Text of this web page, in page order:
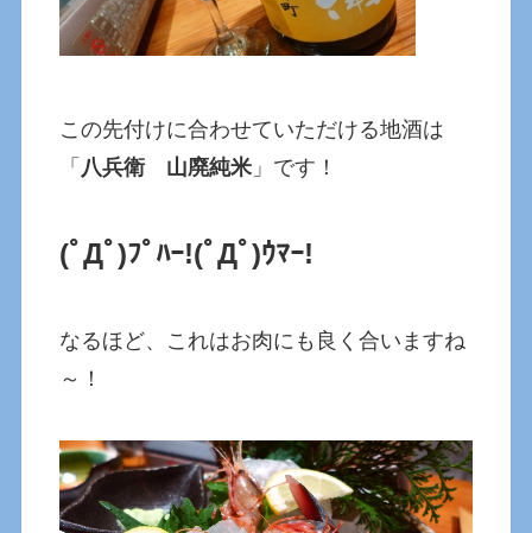
この先付けに合わせていただける地酒は
「 八兵衛 山廃純米 」です！
(ﾟДﾟ)ﾌﾟﾊｰ!(ﾟДﾟ)ｳﾏｰ!
なるほど、これはお肉にも良く合いますね
～！